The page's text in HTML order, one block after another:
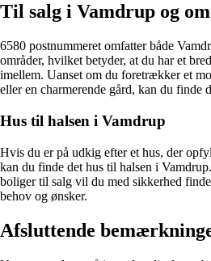
Til salg i Vamdrup og
6580 postnummeret omfatter både
områder, hvilket betyder, at du har et
imellem. Uanset om du foretrækker et
eller en charmerende gård, kan du finde
Hus til halsen i Vamdrup
Hvis du er på udkig efter et hus, der
kan du finde det hus til halsen i
boliger til salg vil du med sikkerhed
behov og ønsker.
Afsluttende